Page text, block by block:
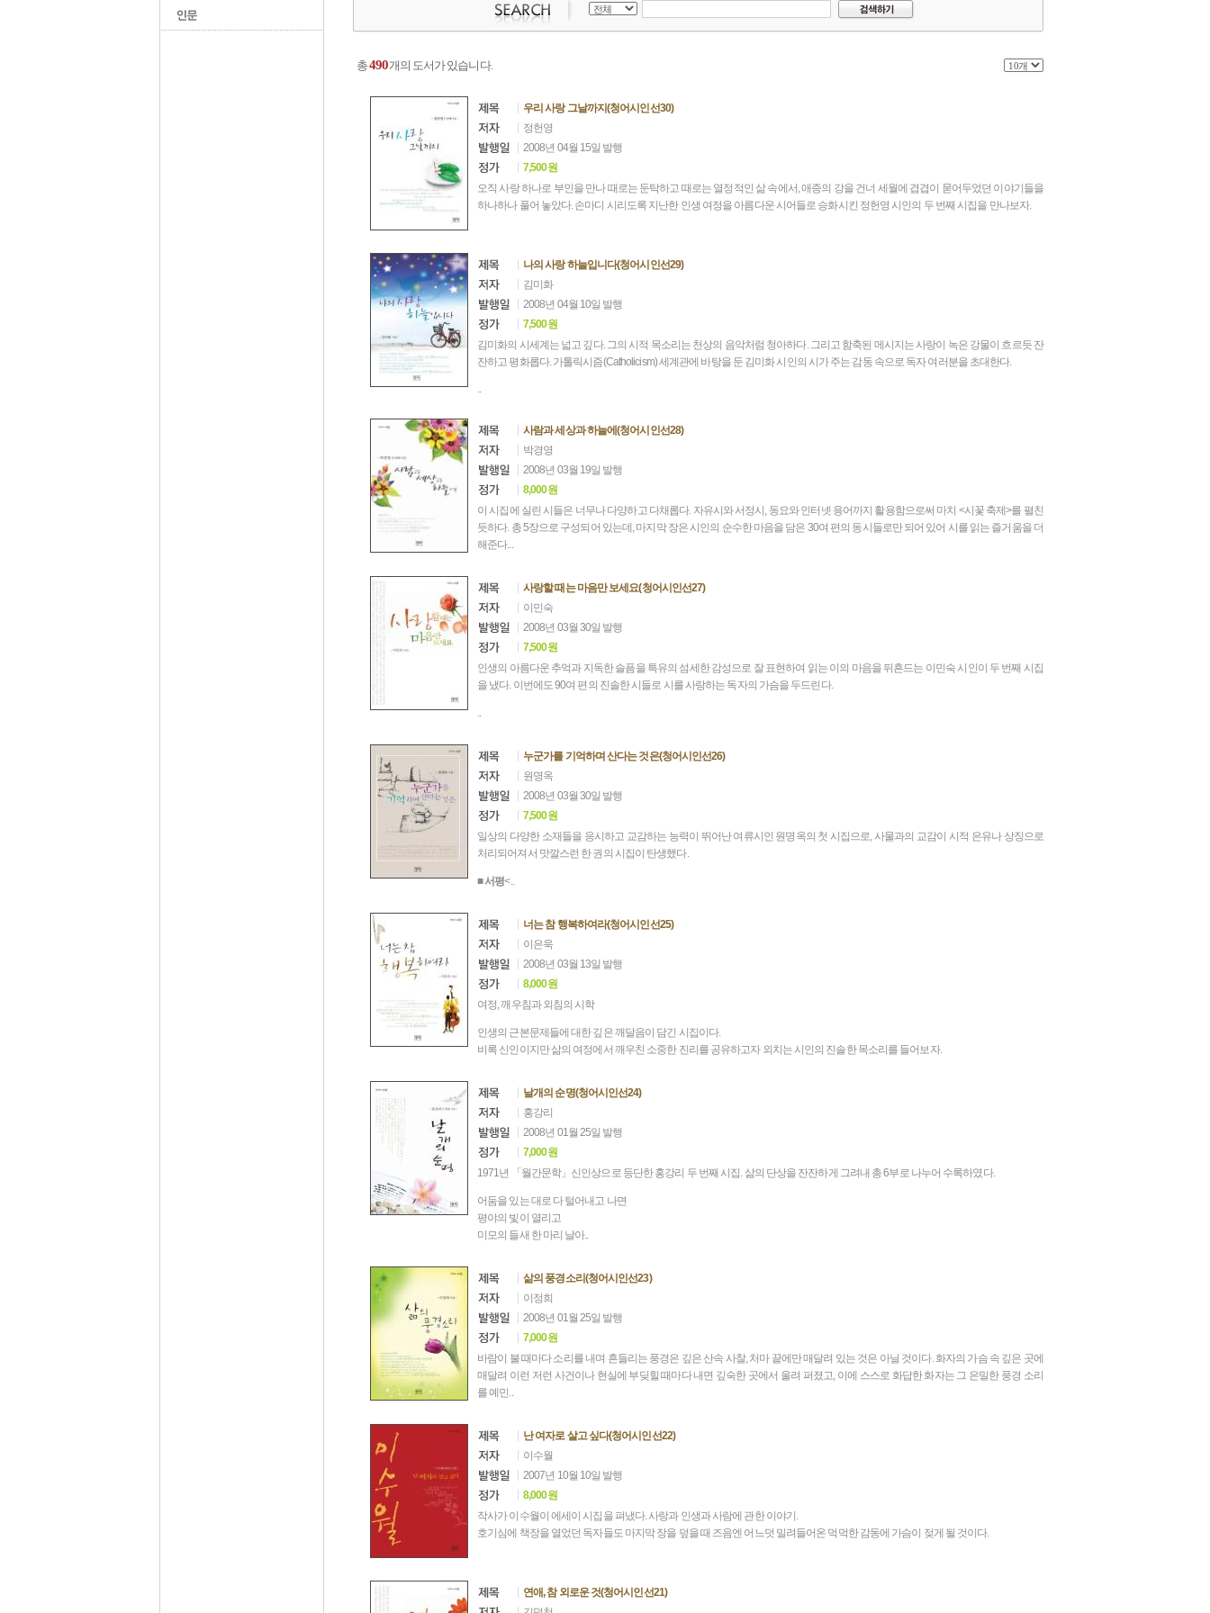
총490개의 도서가 있습니다.
우리 사랑 그날까지(청어시인선30)
정헌영
2008년 04월 15일 발행
7,500원
오직 사랑 하나로 부인을 만나 때로는 둔탁하고 때로는 열정적인 삶 속에서, 애증의 강을 건너 세월에 겹겹이 묻어두었던 이야기들을
하나하나 풀어 놓았다. 손마디 시리도록 지난한 인생 여정을 아름다운 시어들로 승화시킨 정헌영 시인의 두 번째 시집을 만나보자.
나의 사랑 하늘입니다(청어시인선29)
김미화
2008년 04월 10일 발행
7,500원
김미화의 시세계는 넓고 깊다. 그의 시적 목소리는 천상의 음악처럼 청아하다. 그리고 함축된 메시지는 사랑이 녹은 강물이 흐르듯 잔
잔하고 평화롭다. 가톨릭시즘(Catholicism) 세계관에 바탕을 둔 김미화 시인의 시가 주는 감동 속으로 독자 여러분을 초대한다.
..
사람과 세상과 하늘에(청어시인선28)
박경영
2008년 03월 19일 발행
8,000원
이 시집에 실린 시들은 너무나 다양하고 다채롭다. 자유시와 서정시, 동요와 인터넷 용어까지 활용함으로써 마치 <시꽃 축제>를 펼친
듯하다. 총 5장으로 구성되어 있는데, 마지막 장은 시인의 순수한 마음을 담은 30여 편의 동시들로만 되어 있어 시를 읽는 즐거움을 더
해준다...
사랑할 때는 마음만 보세요(청어시인선27)
이민숙
2008년 03월 30일 발행
7,500원
인생의 아름다운 추억과 지독한 슬픔을 특유의 섬세한 감성으로 잘 표현하여 읽는 이의 마음을 뒤흔드는 이민숙 시인이 두 번째 시집
을 냈다. 이번에도 90여 편의 진솔한 시들로 시를 사랑하는 독자의 가슴을 두드린다.
..
누군가를 기억하며 산다는 것은(청어시인선26)
원명옥
2008년 03월 30일 발행
7,500원
일상의 다양한 소재들을 응시하고 교감하는 능력이 뛰어난 여류시인 원명옥의 첫 시집으로, 사물과의 교감이 시적 은유나 상징으로
처리되어져서 맛깔스런 한 권의 시집이 탄생했다.
■ 서평<..
너는 참 행복하여라(청어시인선25)
이은욱
2008년 03월 13일 발행
8,000원
여정, 깨우침과 외침의 시학
인생의 근본문제들에 대한 깊은 깨달음이 담긴 시집이다.
비록 신인이지만 삶의 여정에서 깨우친 소중한 진리를 공유하고자 외치는 시인의 진솔한 목소리를 들어보자.
날개의 순명(청어시인선24)
홍강리
2008년 01월 25일 발행
7,000원
1971년 「월간문학」신인상으로 등단한 홍강리 두 번째 시집. 삶의 단상을 잔잔하게 그려내 총 6부로 나누어 수록하였다.
어둠을 있는 대로 다 털어내고 나면
평야의 빛이 열리고
미모의 들새 한 마리 날아..
삶의 풍경소리(청어시인선23)
이정희
2008년 01월 25일 발행
7,000원
바람이 불 때마다 소리를 내며 흔들리는 풍경은 깊은 산속 사찰, 처마 끝에만 매달려 있는 것은 아닐 것이다. 화자의 가슴 속 깊은 곳에
매달려 이런 저런 사건이나 현실에 부딪힐 때마다 내면 깊숙한 곳에서 울려 퍼졌고, 이에 스스로 화답한 화자는 그 은밀한 풍경 소리
를 예민..
난 여자로 살고 싶다(청어시인선22)
이수월
2007년 10월 10일 발행
8,000원
작사가 이수월이 에세이 시집을 펴냈다. 사랑과 인생과 사람에 관한 이야기.
호기심에 책장을 열었던 독자들도 마지막 장을 덮을 때 즈음엔 어느덧 밀려들어온 먹먹한 감동에 가슴이 젖게 될 것이다.
연애, 참 외로운 것(청어시인선21)